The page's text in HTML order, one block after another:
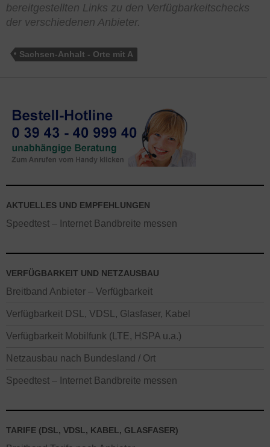
bereitgestellten Links zu den Verfügbarkeitschecks
der verschiedenen Anbieter.
Sachsen-Anhalt - Orte mit A
AKTUELLES UND EMPFEHLUNGEN
Speedtest – Internet Bandbreite messen
VERFÜGBARKEIT UND NETZAUSBAU
Breitband Anbieter – Verfügbarkeit
Verfügbarkeit DSL, VDSL, Glasfaser, Kabel
Verfügbarkeit Mobilfunk (LTE, HSPA u.a.)
Netzausbau nach Bundesland / Ort
Speedtest – Internet Bandbreite messen
TARIFE (DSL, VDSL, KABEL, GLASFASER)